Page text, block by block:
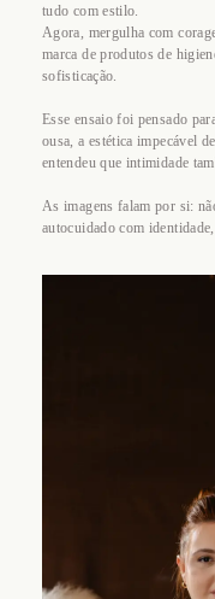
tudo com estilo.
Agora, mergulha com
marca de produtos de
sofisticação.
Esse ensaio foi pensado
ousa, a estética impecável
entendeu que intimidade
As imagens falam por si:
autocuidado com